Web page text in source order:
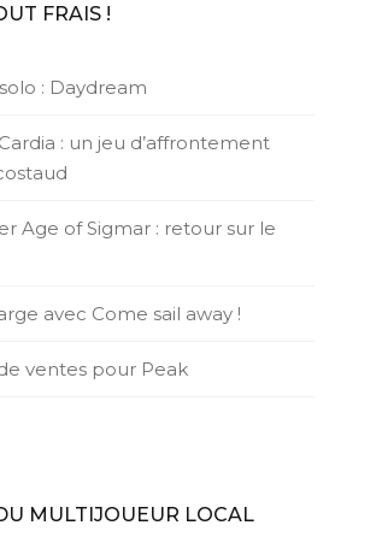
FRAIS !
: Daydream
: un jeu d’affrontement
Age of Sigmar : retour sur le
avec Come sail away !
ventes pour Peak
MULTIJOUEUR LOCAL